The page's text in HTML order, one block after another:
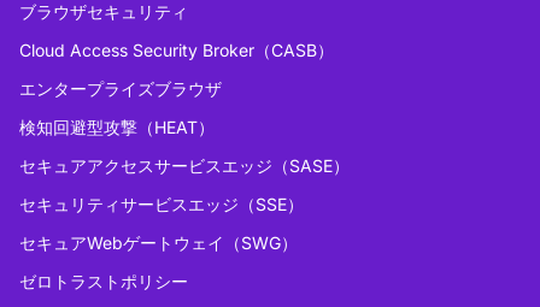
ブラウザセキュリティ
Cloud Access Security Broker（CASB）
エンタープライズブラウザ
検知回避型攻撃（HEAT）
セキュアアクセスサービスエッジ（SASE）
セキュリティサービスエッジ（SSE）
セキュアWebゲートウェイ（SWG）
ゼロトラストポリシー